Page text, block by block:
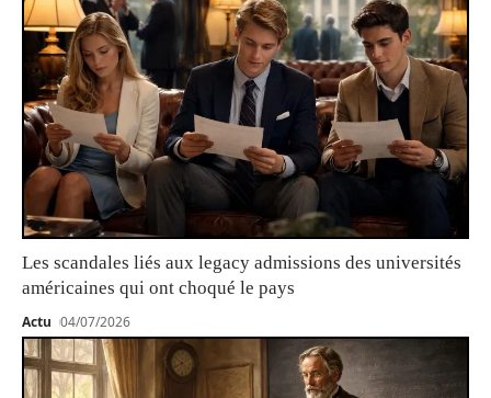
Les scandales liés aux legacy admissions des universités
américaines qui ont choqué le pays
Actu 04/07/2026